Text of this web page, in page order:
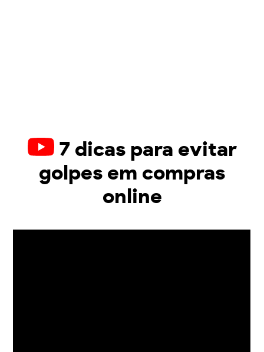
7 dicas para evitar
golpes em compras
online